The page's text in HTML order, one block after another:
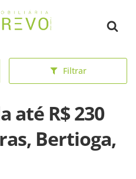
Filtrar
até R$ 230
Bertioga,